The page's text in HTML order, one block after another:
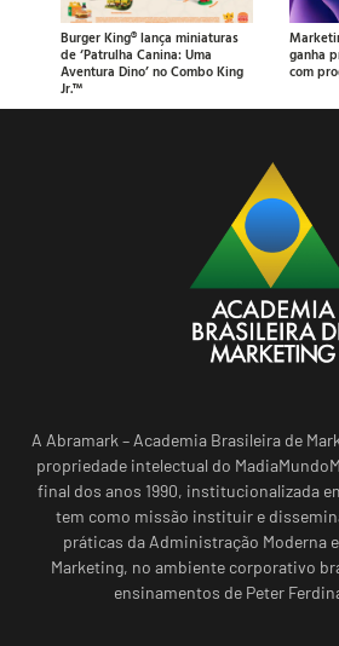
Burger King® lança miniaturas
de ‘Patrulha Canina: Uma
Aventura Dino’ no Combo King
Jr.™
ganha
com
A Abramark – Academia Brasileira de
propriedade intelectual do
final dos anos 1990, institucionalizada
tem como missão instituir e
práticas da Administração Moderna
Marketing, no ambiente corporativo
ensinamentos de Peter